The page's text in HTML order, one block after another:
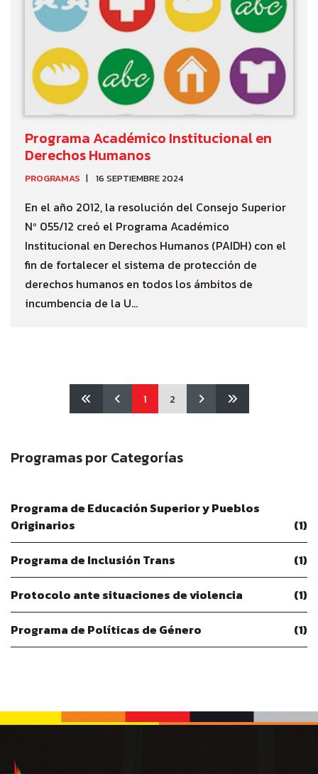
Programa Académico Institucional en
Derechos Humanos
PROGRAMAS 16 SEPTIEMBRE 2024
En el año 2012, la resolución del Consejo Superior
Nº 055/12 creó el Programa Académico
Institucional en Derechos Humanos (PAIDH) con el
fin de fortalecer el sistema de protección de
derechos humanos en todos los ámbitos de
incumbencia de la U...
1 2
Programas por Categorías
Programa de Educación Superior y Pueblos
Originarios
(1)
Programa de Inclusión Trans (1)
Protocolo ante situaciones de violencia (1)
Programa de Políticas de Género (1)